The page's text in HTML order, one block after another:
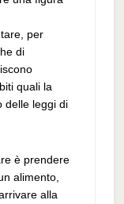
per
di
quali la
delle leggi di
è prendere
alimento,
alla